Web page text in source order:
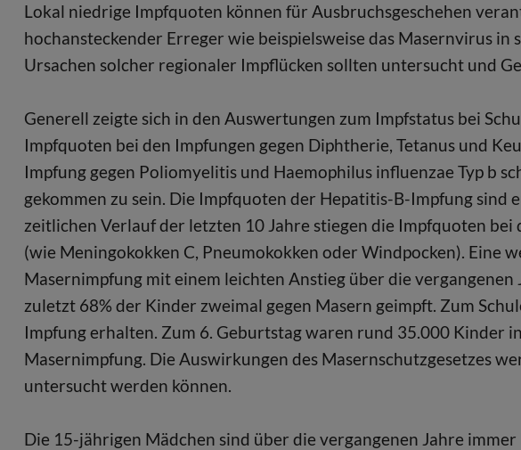
Lokal niedrige Impfquoten können für Ausbruchsgeschehen
hochansteckender Erreger wie beispielsweise das Masernvirus
Ursachen solcher regionaler Impflücken sollten untersucht und
Generell zeigte sich in den Auswertungen zum Impfstatus bei
Impfquoten bei den Impfungen gegen Diphtherie, Tetanus und
Impfung gegen Poliomyelitis und Haemophilus influenzae Typ b
gekommen zu sein. Die Impfquoten der Hepatitis-B-Impfung sind
zeitlichen Verlauf der letzten 10 Jahre stiegen die Impfquoten
(wie Meningokokken C, Pneumokokken oder Windpocken). Eine
Masernimpfung mit einem leichten Anstieg über die
zuletzt 68% der Kinder zweimal gegen Masern geimpft. Zum
Impfung erhalten. Zum 6. Geburtstag waren rund 35.000 Kinder
Masernimpfung. Die Auswirkungen des Masernschutzgesetzes
untersucht werden können.
Die 15-jährigen Mädchen sind über die vergangenen Jahre